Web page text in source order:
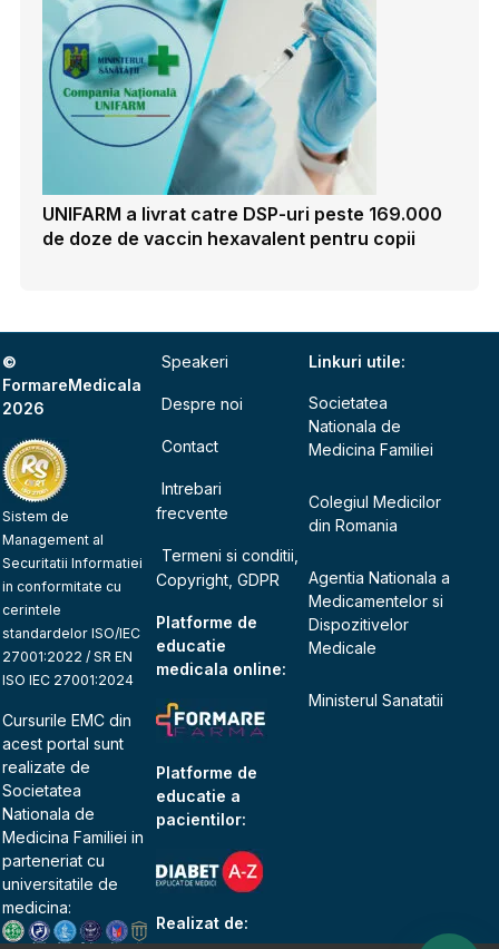
UNIFARM a livrat catre DSP-uri peste 169.000
de doze de vaccin hexavalent pentru copii
©
FormareMedicala
2026
Sistem de
Management al
Securitatii Informatiei
in conformitate cu
cerintele
standardelor ISO/IEC
27001:2022 / SR EN
ISO IEC 27001:2024
Cursurile EMC din
acest portal sunt
realizate de
Societatea
Nationala de
Medicina Familiei in
parteneriat cu
universitatile de
medicina:
Speakeri
Despre noi
Contact
Intrebari
frecvente
Termeni si conditii,
Copyright, GDPR
Platforme de
educatie
medicala online:
Platforme de
educatie a
pacientilor:
Realizat de:
Linkuri utile:
Societatea
Nationala de
Medicina Familiei
Colegiul Medicilor
din Romania
Agentia Nationala a
Medicamentelor si
Dispozitivelor
Medicale
Ministerul Sanatatii